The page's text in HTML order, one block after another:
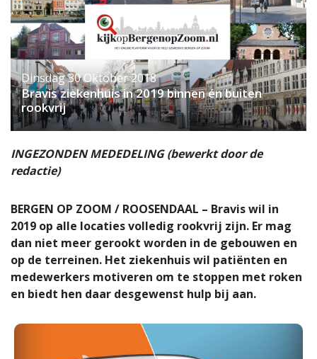
Dinsdag 30 Oktober 2018
Bravis ziekenhuis in 2019 binnen én buiten
rookvrij
INGEZONDEN MEDEDELING (bewerkt door de
redactie)
BERGEN OP ZOOM / ROOSENDAAL – Bravis wil in
2019 op alle locaties volledig rookvrij zijn. Er mag
dan niet meer gerookt worden in de gebouwen en
op de terreinen. Het ziekenhuis wil patiënten en
medewerkers motiveren om te stoppen met roken
en biedt hen daar desgewenst hulp bij aan.